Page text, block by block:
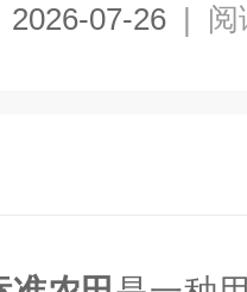
2026-07-26 | 阅